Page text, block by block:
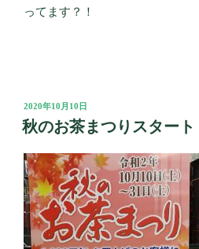
ってます？！
投
稿
日:
2020年10月10日
秋のお茶まつりスタート